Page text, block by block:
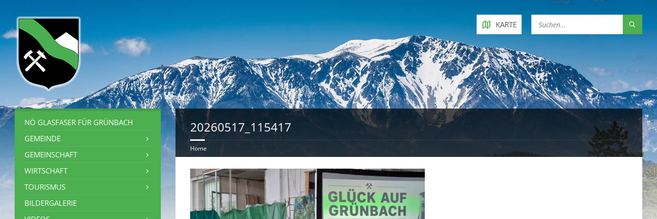
KARTE
20260517_115417
Home
NÖ GLASFASER FÜR GRÜNBACH
GEMEINDE
GEMEINSCHAFT
WIRTSCHAFT
TOURISMUS
BILDERGALERIE